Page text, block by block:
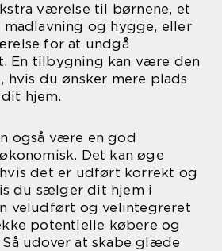
værelse til børnene, et
og hygge, eller
for at undgå
En tilbygning kan være den
hvis du ønsker mere plads
hjem.
også være en god
Det kan øge
det er udført korrekt og
du sælger dit hjem i
veludført og velintegreret
potentielle købere og
udover at skabe glæde